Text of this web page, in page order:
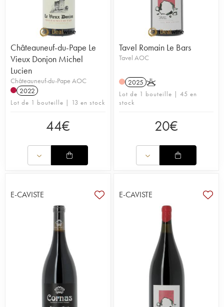
Châteauneuf-du-Pape Le
Vieux Donjon Michel
Lucien
Châteauneuf-du-Pape AOC
2022
Lot de 1 bouteille | 13 en stock
44€
Tavel Romain Le Bars
Tavel AOC
2025 K
Lot de 1 bouteille | 45 en
stock
20€
E-CAVISTE E-CAVISTE